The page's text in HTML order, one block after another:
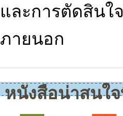
และการตัดสินใ
ภายนอก
หนังสือน่าสนใจ